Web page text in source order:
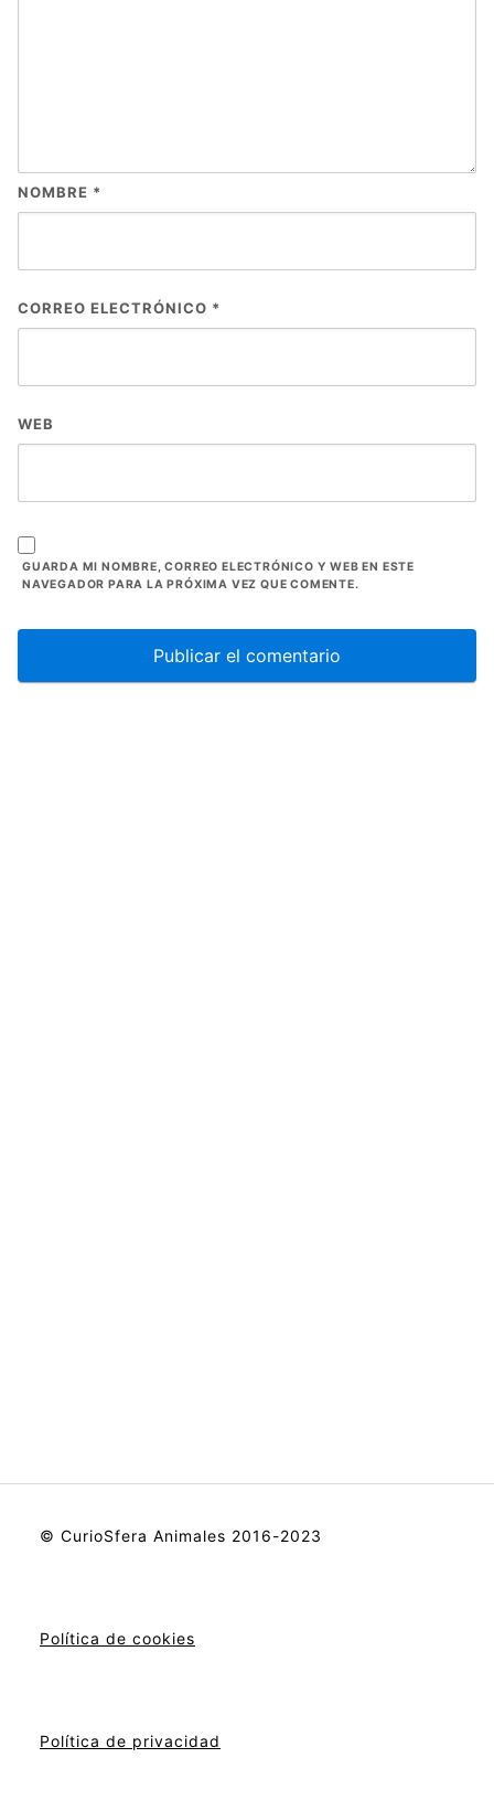
NOMBRE *
CORREO ELECTRÓNICO *
WEB
GUARDA MI NOMBRE, CORREO ELECTRÓNICO Y WEB EN ESTE
NAVEGADOR PARA LA PRÓXIMA VEZ QUE COMENTE.
© CurioSfera Animales 2016-2023
Política de cookies
Política de privacidad